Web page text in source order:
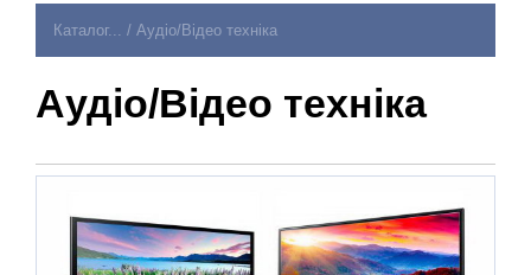
Каталог... / Аудіо/Відео техніка
Аудіо/Відео техніка